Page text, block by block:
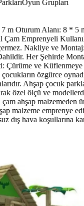
Oyun Grupları
m Oturum Alanı: 8 * 5
Çam Emprenyeli
Nakliye ve
Her Şehirde
Çürüme ve Küflenmeye
özgürce
Ahşap çocuk
özel ölçü ve
ahşap malzemeden
malzeme emprenye
dış hava koşullarına